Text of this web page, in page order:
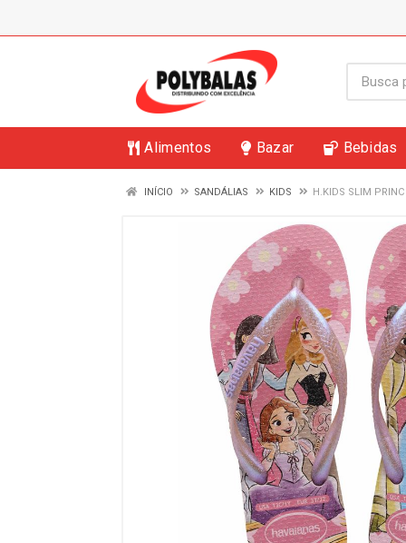
Alimentos Bazar Bebidas
INÍCIO SANDÁLIAS KIDS H.KIDS SLIM